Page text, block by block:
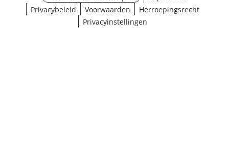
Privacybeleid
Voorwaarden
Herroepingsrecht
Privacyinstellingen